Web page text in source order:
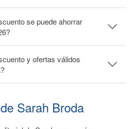
se puede ahorrar
y ofertas válidos
Sarah Broda